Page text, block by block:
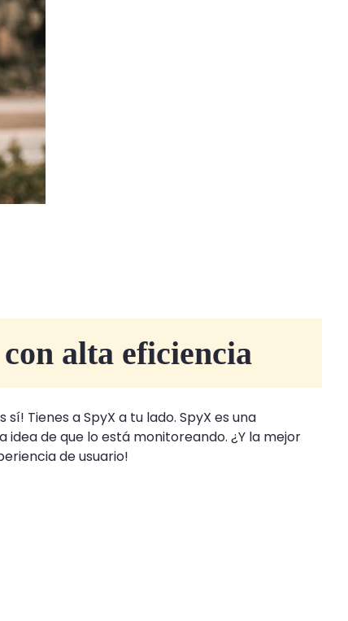
alta eficiencia
Tienes a SpyX a tu lado. SpyX es una
de que lo está monitoreando. ¿Y la mejor
de usuario!